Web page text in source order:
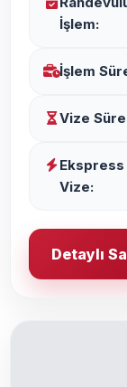
İşlem:
İşlem
Vize
Ekspress
Vize:
Detaylı